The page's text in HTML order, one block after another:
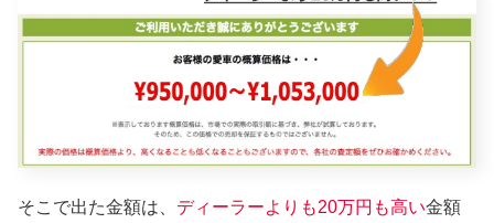
そこで出た金額は、 ディーラーよりも20万円も高い金額